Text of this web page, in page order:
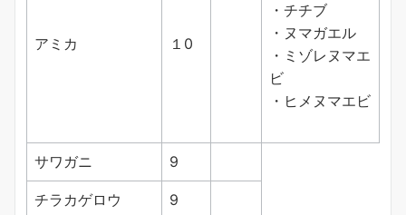
アミカ １0
・チチブ
・ヌマガエル
・ミゾレヌマエ
ビ
・ヒメヌマエビ
サワガニ 9
チラカゲロウ 9